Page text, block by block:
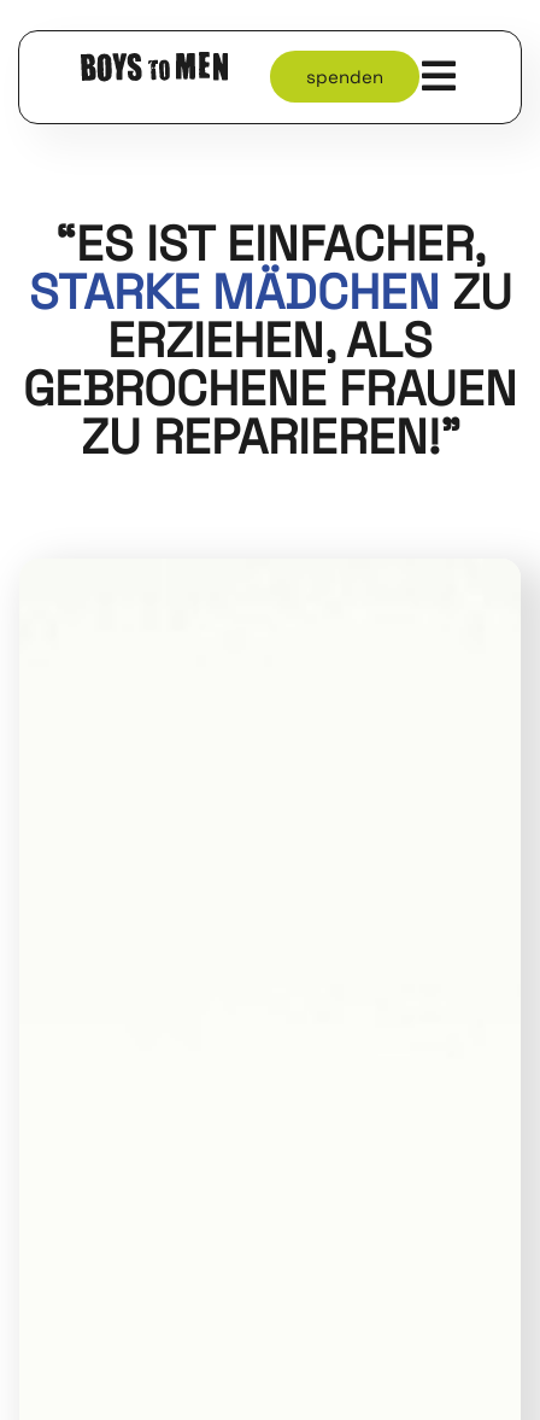
spenden
“ES IST EINFACHER,
STARKE MÄDCHEN ZU
ERZIEHEN, ALS
GEBROCHENE FRAUEN
ZU REPARIEREN!”